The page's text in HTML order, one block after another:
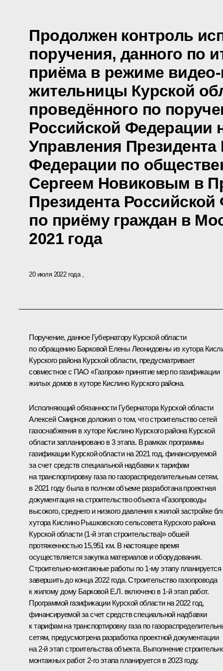
Продолжен контроль
поручения, данного по
приёма в режиме
жительницы Курской
проведённого по
Российской Федерации
Управления Президента
Федерации по
Сергеем Новиковым в
Президента
по приёму граждан в
2021 года
20 июля 2022 года
Поручение, данное Губернатору Курской области
по обращению Барковой Елены Леонидовны из хутора
Курского района Курской области, предусматривает
совместное с ПАО «Газпром» принятие мер по газификации
жилых домов в хуторе Кислино Курского района.
Исполняющий обязанности Губернатора Курской области
Алексей Смирнов доложил о том, что строительство сетей
газоснабжения в хуторе Кислино Курского района Курской
области запланировано в 3 этапа. В рамках программы
газификации Курской области на 2021 год, финансируемой
за счет средств специальной надбавки к тарифам
на транспортировку газа по газораспределительным сетям,
в 2021 году была в полном объеме разработана проектная
документация на строительство объекта «Газопроводы
высокого, среднего и низкого давления к жилой застройке
хутора Кислино Рышковского сельсовета Курского района
Курской области (1-й этап строительства)» обшей
протяженностью 15,951 км. В настоящее время
осуществляется закупка материалов и оборудования.
Строительно-монтажные работы по 1-му этапу планируется
завершить до конца 2022 года. Строительство газопровода
к жилому дому Барковой Е.Л. включено в 1-й этап работ.
Программой газификации Курской области на 2022 год,
финансируемой за счет средств специальной надбавки
к тарифам на транспортировку газа по
сетям, предусмотрена разработка проектной документации
на 2-й этап строительства объекта. Выполнение
монтажных работ 2-го этапа планируется в 2023 году.